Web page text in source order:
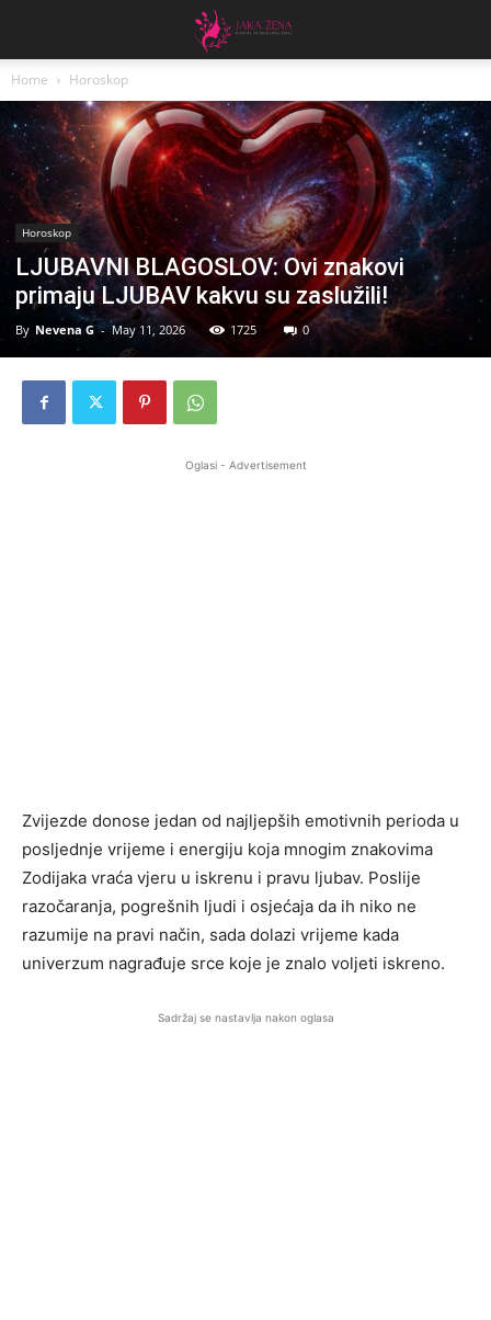
Home Horoskop
Horoskop
LJUBAVNI BLAGOSLOV: Ovi znakovi
primaju LJUBAV kakvu su zaslužili!
By Nevena G - May 11, 2026 1725 0
Oglasi - Advertisement
Zvijezde donose jedan od najljepših emotivnih perioda u
posljednje vrijeme i energiju koja mnogim znakovima
Zodijaka vraća vjeru u iskrenu i pravu ljubav. Poslije
razočaranja, pogrešnih ljudi i osjećaja da ih niko ne
razumije na pravi način, sada dolazi vrijeme kada
univerzum nagrađuje srce koje je znalo voljeti iskreno.
Sadržaj se nastavlja nakon oglasa